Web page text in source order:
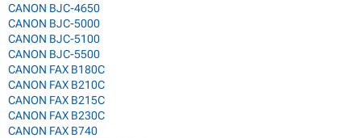
CANON BJC-4650
CANON BJC-5000
CANON BJC-5100
CANON BJC-5500
CANON FAX B180C
CANON FAX B210C
CANON FAX B215C
CANON FAX B230C
CANON FAX B740